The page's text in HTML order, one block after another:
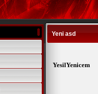
Yeni asd
YesilYenicem